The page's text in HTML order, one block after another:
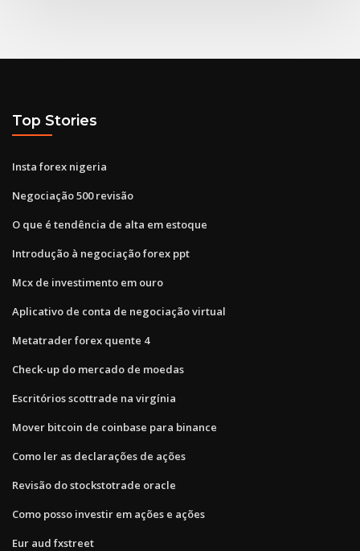
Top Stories
Insta forex nigeria
Negociação 500 revisão
O que é tendência de alta em estoque
Introdução à negociação forex ppt
Mcx de investimento em ouro
Aplicativo de conta de negociação virtual
Metatrader forex quente 4
Check-up do mercado de moedas
Escritórios scottrade na virgínia
Mover bitcoin de coinbase para binance
Como ler as declarações de ações
Revisão do stockstotrade oracle
Como posso investir em ações e ações
Eur aud fxstreet